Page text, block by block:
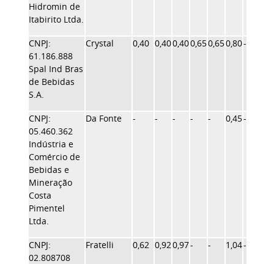
Hidromin de
Itabirito Ltda.
CNPJ:
61.186.888
Spal Ind Bras
de Bebidas
S.A.
Crystal 0,40 0,400,400,650,650,80-
CNPJ:
05.460.362
Indústria e
Comércio de
Bebidas e
Mineração
Costa
Pimentel
Ltda.
Da Fonte - - - - - 0,45-
CNPJ:
02.808708
Fratelli 0,62 0,920,97- - 1,04-